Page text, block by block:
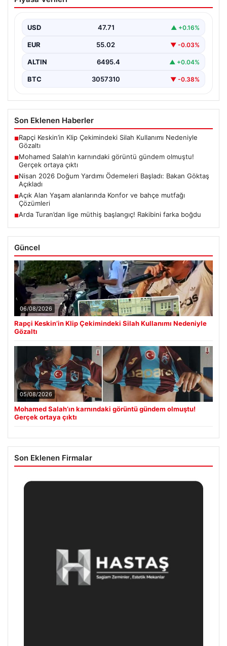
gündem olmuştu! Gerçek ortaya çıktı
USD 47.71 ▲ +0.16%
EUR 55.02 ▼ -0.03%
ALTIN 6495.4 ▲ +0.04%
BTC 3057310 ▼ -0.38%
Son Eklenen Haberler
■Rapçi Keskin’in Klip Çekimindeki Silah Kullanımı Nedeniyle
Gözaltı
■Mohamed Salah’ın karnındaki görüntü gündem olmuştu!
Gerçek ortaya çıktı
■Nisan 2026 Doğum Yardımı Ödemeleri Başladı: Bakan Göktaş
Açıkladı
■Açık Alan Yaşam alanlarında Konfor ve bahçe mutfağı
Çözümleri
■Arda Turan’dan lige müthiş başlangıç! Rakibini farka boğdu
Güncel
06/08/2026
Rapçi Keskin’in Klip Çekimindeki Silah Kullanımı Nedeniyle
Gözaltı
05/08/2026
Mohamed Salah’ın karnındaki görüntü gündem olmuştu!
Gerçek ortaya çıktı
Son Eklenen Firmalar